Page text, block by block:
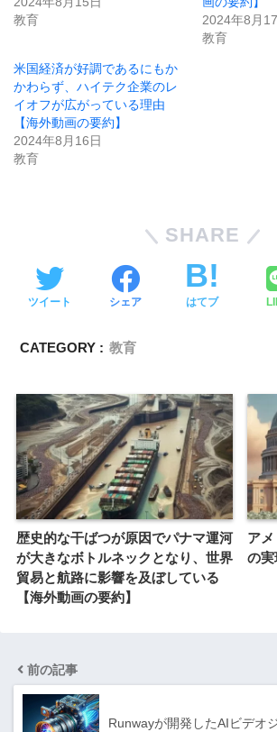
教育
2024年8月
教育
米国経済が好調であるにもか
かわらず、ハイテク企業のレ
イオフが広がっている理由
【海外動画の要約】
2024年8月16日
教育
SHARE
ツイート シェア はてブ
CATEGORY : 教育
歴史的な干ばつが原因でパナマ運河
が大きなボトルネックとなり、世界
貿易と航路に影響を及ぼしている
【海外動画の要約】
ア
の
前の記事
Runwayが開発したAIビデオ